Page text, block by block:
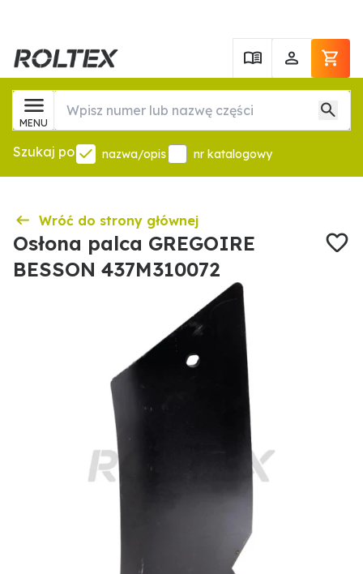
MENU
Szukaj po nazwa/opis nr katalogowy
Wróć do strony głównej
Osłona palca GREGOIRE
BESSON 437M310072